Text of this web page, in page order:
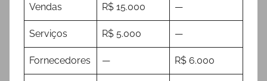
Vendas R$ 15.000 —
Serviços R$ 5.000 —
Fornecedores — R$ 6.000